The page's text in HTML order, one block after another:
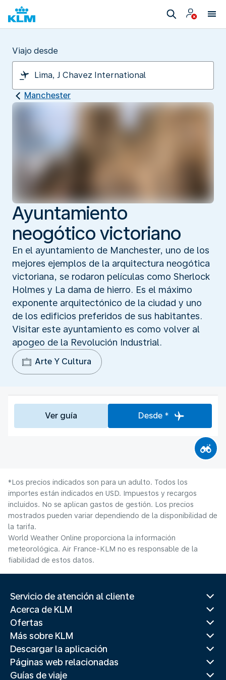
Viajo desde
Manchester
Ayuntamiento
neogótico victoriano
En el ayuntamiento de Manchester, uno de los
mejores ejemplos de la arquitectura neogótica
victoriana, se rodaron películas como Sherlock
Holmes y La dama de hierro. Es el máximo
exponente arquitectónico de la ciudad y uno
de los edificios preferidos de sus habitantes.
Visitar este ayuntamiento es como volver al
apogeo de la Revolución Industrial.
Arte Y Cultura
Ver guía Desde *
*Los precios indicados son para un adulto. Todos los
importes están indicados en USD. Impuestos y recargos
incluidos. No se aplican gastos de gestión. Los precios
mostrados pueden variar dependiendo de la disponibilidad de
la tarifa.
World Weather Online proporciona la información
meteorológica. Air France-KLM no es responsable de la
fiabilidad de estos datos.
Servicio de atención al cliente
Acerca de KLM
Ofertas
Más sobre KLM
Descargar la aplicación
Páginas web relacionadas
Guías de viaje